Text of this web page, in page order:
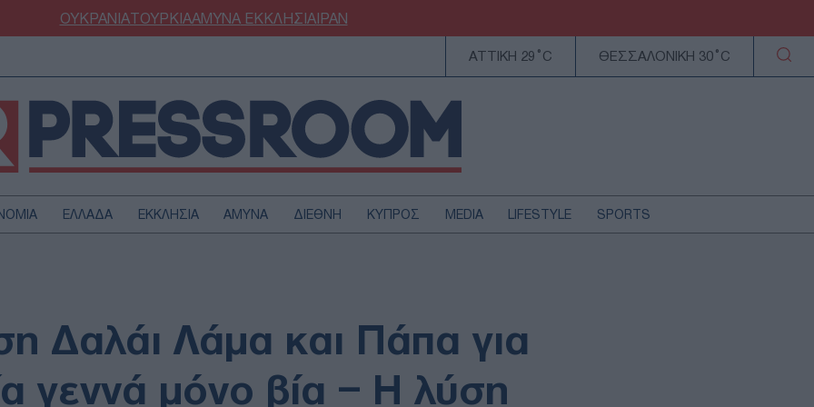
ΟΥΚΡΑΝΙΑΤΟΥΡΚΙΑΑΜΥΝΑΕΚΚΛΗΣΙΑΙΡΑΝ
ΑΤΤΙΚΗ 29°C ΘΕΣΣΑΛΟΝΙΚΗ 30°C
ΕΛΛΑΔΑ ΕΚΚΛΗΣΙΑ ΑΜΥΝΑ ΔΙΕΘΝΗ ΚΥΠΡΟΣ MEDIA LIFESTYLE SPORTS
ΥΓΕΙΑ
ΤΕΧΝΟΛΟΓΙΑ
ΑΡΘΡΟΓΡΑΦΙΑ
Δαλάι Λάμα και Πάπα για
γεννά μόνο βία – Η λύση